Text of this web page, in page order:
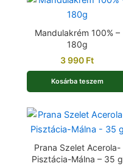
Mandulakrém 100% –
180g
3 990 Ft
Kosárba teszem
Prana Szelet Acerola-
Pisztácia-Málna – 35 g